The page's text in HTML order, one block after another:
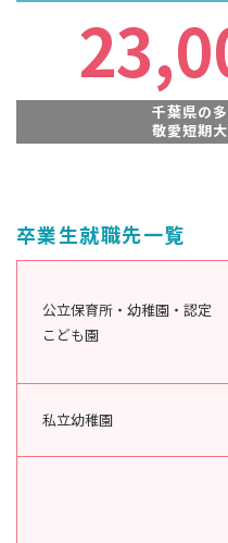
千葉県の
敬愛短期
卒業生就職先一覧
公立保育所・幼稚園・認定
こども園
私立幼稚園